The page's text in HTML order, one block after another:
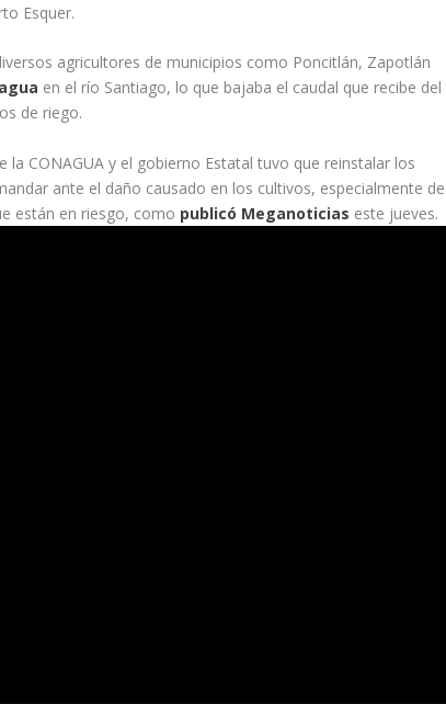
Esquer.
agricultores de municipios como Poncitlán, Zapotlán
en el río Santiago, lo que bajaba el caudal que recibe del
de riego.
CONAGUA y el gobierno Estatal tuvo que reinstalar los
ante el daño causado en los cultivos, especialmente de
están en riesgo, como publicó Meganoticias este jueves.